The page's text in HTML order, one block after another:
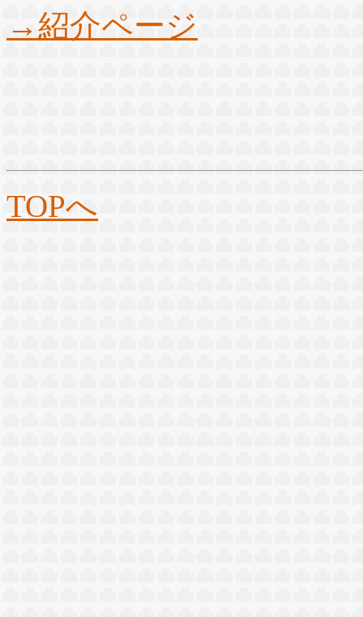
→紹介ページ
TOPへ